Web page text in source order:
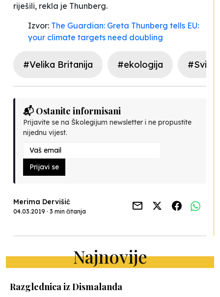
riješili, rekla je Thunberg.
Izvor: The Guardian: Greta Thunberg tells EU:
your climate targets need doubling
#Velika Britanija #ekologija #Svijet
📬 Ostanite informisani
Prijavite se na Školegijum newsletter i ne propustite
nijednu vijest.
Prijavi se
Merima Dervišić
04.03.2019 · 3 min čitanja
Najnovije
Razglednica iz Dismalanda